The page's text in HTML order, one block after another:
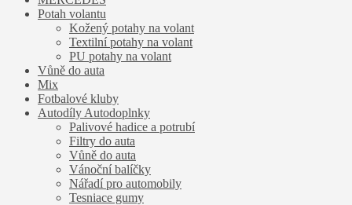
Potah volantu
Kožený potahy na volant
Textilní potahy na volant
PU potahy na volant
Vůně do auta
Mix
Fotbalové kluby
Autodíly Autodoplnky
Palivové hadice a potrubí
Filtry do auta
Vůně do auta
Vánoční balíčky
Nářadí pro automobily
Tesniace gumy